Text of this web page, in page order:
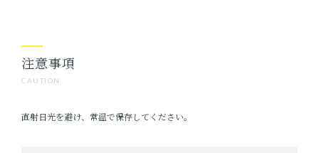
CAUTION
注意事項
直射日光を避け、常温で保存してください。